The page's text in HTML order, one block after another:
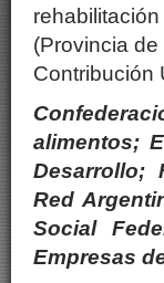
(Provincia
Contribución
alimentos;
Desarrollo;
Red
Social
Empresas